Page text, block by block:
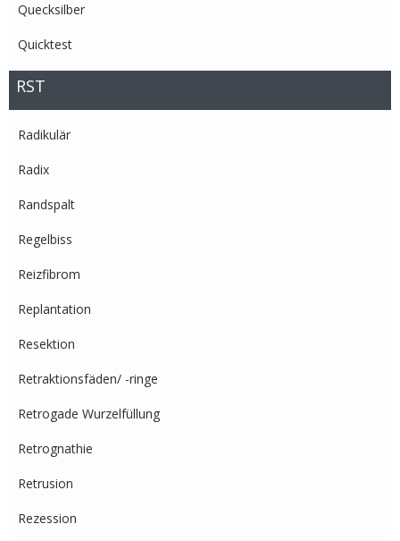
Quecksilber
Quicktest
RST
Radikulär
Radix
Randspalt
Regelbiss
Reizfibrom
Replantation
Resektion
Retraktionsfäden/ -ringe
Retrogade Wurzelfüllung
Retrognathie
Retrusion
Rezession